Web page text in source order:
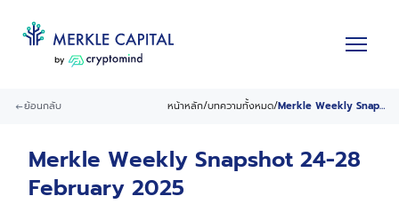
ย้อนกลับ หน้าหลัก/บทความทั้งหมด/ Merkle Weekly Snapshot 24-28 February 2025
Merkle Weekly Snapshot 24-28
February 2025